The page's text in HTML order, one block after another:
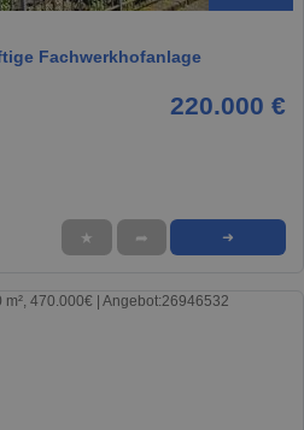
Fachwerkhofanlage
220.000 €
★ ➦ ➜